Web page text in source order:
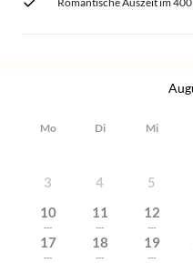
Mo Di Mi
3
4 5
10
---
11
---
12
---
17
---
18
---
19
---